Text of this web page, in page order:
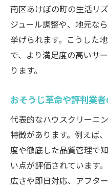
地元で評判のハ
業者選定時の口
エアコン掃除を
岡山市南区の住
失敗しないハウスク
ハウスクリーニ
料金相場と妥当
おそうじ本舗
口コミから分か
業務用にも対応
南区あけぼの町の生活リ
ジュール調整や、地元な
挙げられます。こうした
で、より満足度の高いサ
ります。
おそうじ革命や評判業
代表的なハウスクリーニ
特徴があります。例えば
度や徹底した品質管理で
い点が評価されています
広さや即日対応、アフタ